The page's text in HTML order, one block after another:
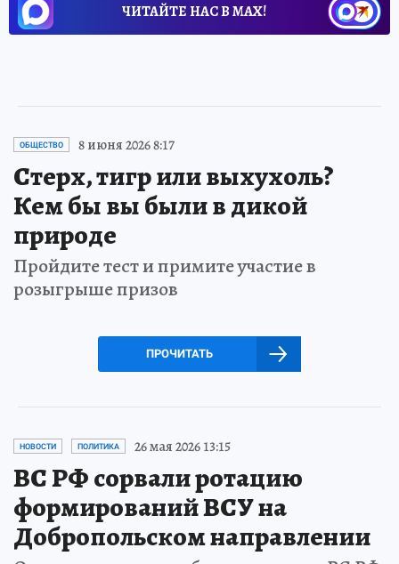
ЧИТАЙТЕ НАС В МАХ!
ОБЩЕСТВО 8 июня 2026 8:17
Стерх, тигр или выхухоль?
Кем бы вы были в дикой
природе
Пройдите тест и примите участие в
розыгрыше призов
ПРОЧИТАТЬ
НОВОСТИ ПОЛИТИКА 26 мая 2026 13:15
ВС РФ сорвали ротацию
формирований ВСУ на
Добропольском направлении